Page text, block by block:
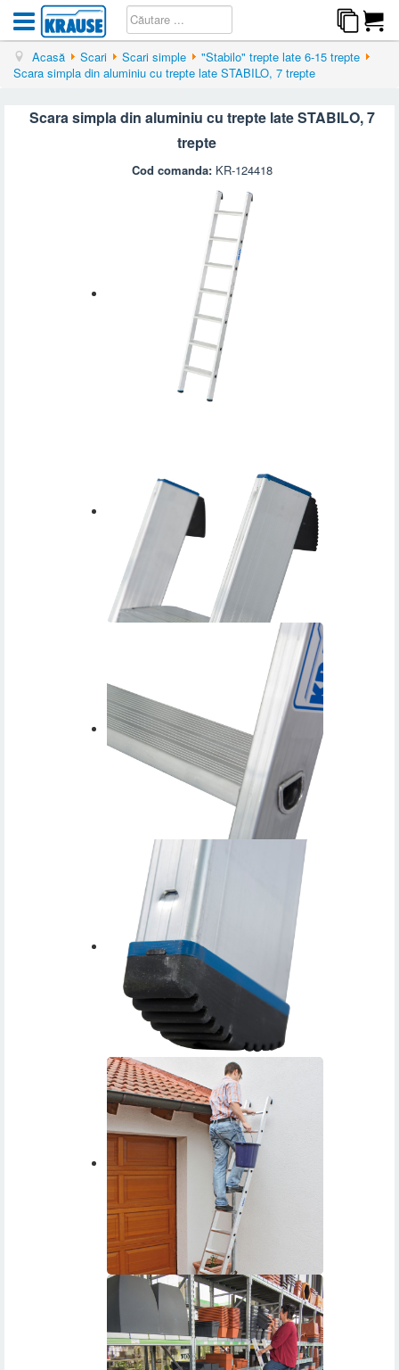
Acasă Scari Scari simple
"Stabilo" trepte late 6-15 trepte
Scara simpla din aluminiu cu trepte late STABILO, 7 trepte
Scara simpla din aluminiu cu trepte late STABILO, 7
trepte
Cod comanda: KR-124418